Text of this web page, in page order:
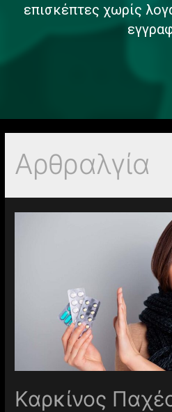
επισκέπτες χωρίς
Αρθραλγία
Καρκίνος